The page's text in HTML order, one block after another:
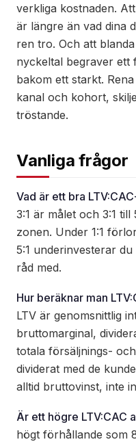
verkliga kostnaden.
är längre än vad dina
ren tro. Och att
nyckeltal begraver ett
bakom ett starkt.
kanal och kohort,
tröstande.
Vanliga frågor
Vad är ett bra
3:1 är målet och 3:1 till
zonen. Under 1:1
5:1 underinvesterar
råd med.
Hur beräknar man
LTV är genomsnittlig
bruttomarginal,
totala försäljnings-
dividerat med de
alltid bruttovinst, inte
Är ett högre LTV:CAC
högt förhållande som